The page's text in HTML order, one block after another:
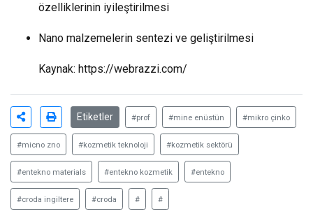
özelliklerinin iyileştirilmesi
Nano malzemelerin sentezi ve geliştirilmesi
Kaynak: https://webrazzi.com/
Etiketler #prof #mine enüstün #mikro çinko
#micno zno #kozmetik teknoloji #kozmetik sektörü
#entekno materials #entekno kozmetik #entekno
#croda ingiltere #croda # #